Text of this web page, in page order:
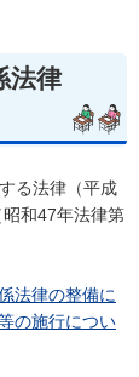
法律
る法律（平成
和47年法律第
法律の整備に
の施行につい